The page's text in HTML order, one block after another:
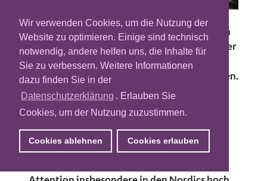
Wir verwenden Cookies, um die Nutzung der
Website zu optimieren. Einige sind technisch
notwendig, andere helfen uns, die Inhalte für
Sie zu verbessern. Weitere Informationen
dazu finden Sie in der
Datenschutzerklärung . Erlauben Sie
Cookies, um der Nutzung zuzustimmen.
Cookies ablehnen Cookies erlauben
In der Welt der Online-Werbung sollen High
Impact Ads effektiver die Aufmerksamkeit der
Zielgruppe gewinnen, sodass die Anzeigen
eine langfristige Wirkung beim User erzeugen.
Inwiefern diese Werbemittel bereits einen
elementaren Bestandteil des Mediaplans
darstellen, unterscheidet sich von Land zu
Land. Dabei ist die Akzeptanz und das
Verständnis der High Impact Ads und ihrer